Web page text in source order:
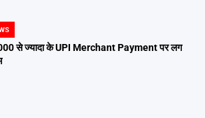
से ज्यादा के UPI Merchant Payment पर लग